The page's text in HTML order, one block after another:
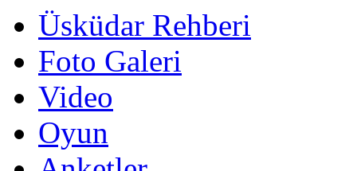
Üsküdar Rehberi
Foto Galeri
Video
Oyun